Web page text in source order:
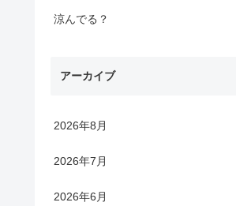
涼んでる？
アーカイブ
2026年8月
2026年7月
2026年6月